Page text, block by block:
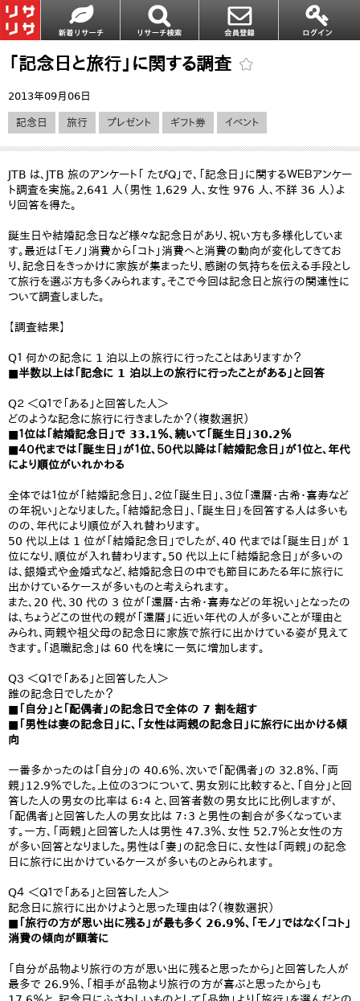
「記念日と旅行」に関する調査
2013年09月06日
記念日 旅行 プレゼント ギフト券 イベント
JTB は、JTB 旅のアンケート「 たびＱ」で、「記念日」に関するＷＥＢアンケー
ト調査を実施。2,641 人（男性 1,629 人、女性 976 人、不詳 36 人）よ
り回答を得た。
誕生日や結婚記念日など様々な記念日があり、祝い方も多様化していま
す。最近は「モノ」消費から「コト」消費へと消費の動向が変化してきてお
り、記念日をきっかけに家族が集まったり、感謝の気持ちを伝える手段とし
て旅行を選ぶ方も多くみられます。そこで今回は記念日と旅行の関連性に
ついて調査しました。
【調査結果】
Q１ 何かの記念に 1 泊以上の旅行に行ったことはありますか？
■半数以上は「記念に 1 泊以上の旅行に行ったことがある」と回答
Q２ ＜Ｑ１で「ある」と回答した人＞
どのような記念に旅行に行きましたか？（複数選択）
■１位は「結婚記念日」で 33.1％、続いて「誕生日」30.2％
■４０代までは「誕生日」が１位、５０代以降は「結婚記念日」が１位と、年代
により順位がいれかわる
全体では１位が「結婚記念日」、２位「誕生日」、３位「還暦・古希・喜寿など
の年祝い」となりました。「結婚記念日」、「誕生日」を回答する人は多いも
のの、年代により順位が入れ替わります。
50 代以上は 1 位が「結婚記念日」でしたが、40 代までは「誕生日」が 1
位になり、順位が入れ替わります。50 代以上に「結婚記念日」が多いの
は、銀婚式や金婚式など、結婚記念日の中でも節目にあたる年に旅行に
出かけているケースが多いものと考えられます。
また、20 代、30 代の 3 位が「還暦・古希・喜寿などの年祝い」となったの
は、ちょうどこの世代の親が「還暦」に近い年代の人が多いことが理由と
みられ、両親や祖父母の記念日に家族で旅行に出かけている姿が見えて
きます。「退職記念」は 60 代を境に一気に増加します。
Q３ ＜Ｑ１で「ある」と回答した人＞
誰の記念日でしたか？
■「自分」と「配偶者」の記念日で全体の 7 割を超す
■「男性は妻の記念日」に、「女性は両親の記念日」に旅行に出かける傾
向
一番多かったのは「自分」の 40.6％、次いで「配偶者」の 32.8％、「両
親」12.9％でした。上位の３つについて、男女別に比較すると、「自分」と回
答した人の男女の比率は 6：4 と、回答者数の男女比に比例しますが、
「配偶者」と回答した人の男女比は 7：3 と男性の割合が多くなっていま
す。一方、「両親」と回答した人は男性 47.3％、女性 52.7％と女性の方
が多い回答となりました。男性は「妻」の記念日に、女性は「両親」の記念
日に旅行に出かけているケースが多いものとみられます。
Q４ ＜Ｑ１で「ある」と回答した人＞
記念日に旅行に出かけようと思った理由は？（複数選択）
■「旅行の方が思い出に残る」が最も多く 26.9％、「モノ」ではなく「コト」
消費の傾向が顕著に
「自分が品物より旅行の方が思い出に残ると思ったから」と回答した人が
最多で 26.9％、「相手が品物より旅行の方が喜ぶと思ったから」も